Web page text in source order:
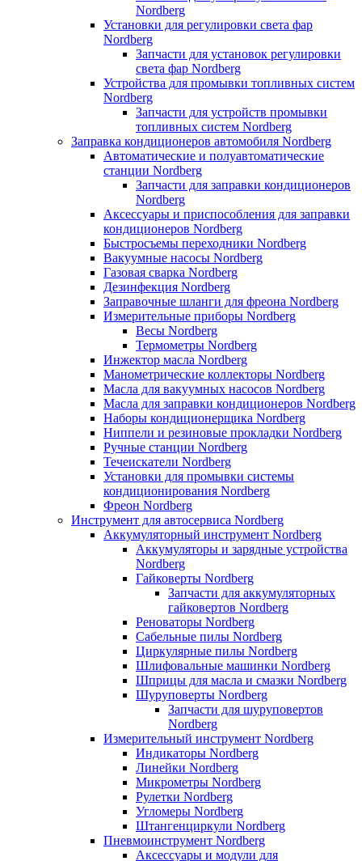
Nordberg
Установки для регулировки света фар
Nordberg
Запчасти для установок регулировки
света фар Nordberg
Устройства для промывки топливных систем
Nordberg
Запчасти для устройств промывки
топливных систем Nordberg
Заправка кондиционеров автомобиля Nordberg
Автоматические и полуавтоматические
станции Nordberg
Запчасти для заправки кондиционеров
Nordberg
Аксессуары и приспособления для заправки
кондиционеров Nordberg
Быстросъемы переходники Nordberg
Вакуумные насосы Nordberg
Газовая сварка Nordberg
Дезинфекция Nordberg
Заправочные шланги для фреона Nordberg
Измерительные приборы Nordberg
Весы Nordberg
Термометры Nordberg
Инжектор масла Nordberg
Манометрические коллекторы Nordberg
Масла для вакуумных насосов Nordberg
Масла для заправки кондиционеров Nordberg
Наборы кондиционерщика Nordberg
Ниппели и резиновые прокладки Nordberg
Ручные станции Nordberg
Течеискатели Nordberg
Установки для промывки системы
кондиционирования Nordberg
Фреон Nordberg
Инструмент для автосервиса Nordberg
Аккумуляторный инструмент Nordberg
Аккумуляторы и зарядные устройства
Nordberg
Гайковерты Nordberg
Запчасти для аккумуляторных
гайковертов Nordberg
Реноваторы Nordberg
Сабельные пилы Nordberg
Циркулярные пилы Nordberg
Шлифовальные машинки Nordberg
Шприцы для масла и смазки Nordberg
Шуруповерты Nordberg
Запчасти для шуруповертов
Nordberg
Измерительный инструмент Nordberg
Индикаторы Nordberg
Линейки Nordberg
Микрометры Nordberg
Рулетки Nordberg
Угломеры Nordberg
Штангенциркули Nordberg
Пневмоинструмент Nordberg
Аксессуары и модули для